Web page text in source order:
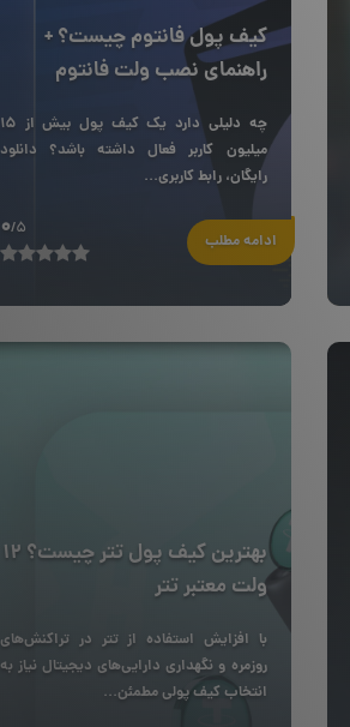
کیف پول فانتوم چیست؟ +
راهنمای نصب ولت فانتوم
چه دلیلی دارد یک کیف پول بیش از ۱۵
میلیون کاربر فعال داشته باشد؟ دانلود
رایگان، رابط کاربری...
ادامه مطلب 0/5
بهترین کیف پول تتر چیست؟ ۱۲
ولت معتبر تتر
با افزایش استفاده از تتر در تراکنش‌های
روزمره و نگهداری دارایی‌های دیجیتال نیاز به
انتخاب کیف پولی مطمئن...